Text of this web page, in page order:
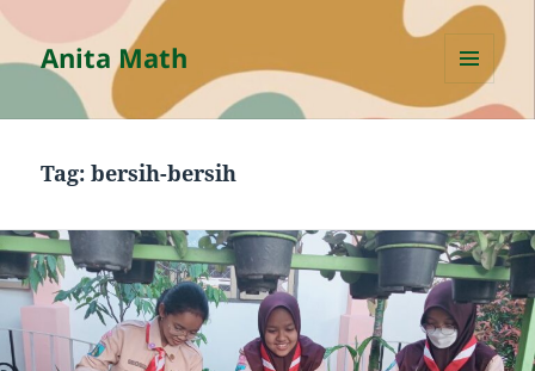
Anita Math
MENU
AND
Tag:bersih-bersih